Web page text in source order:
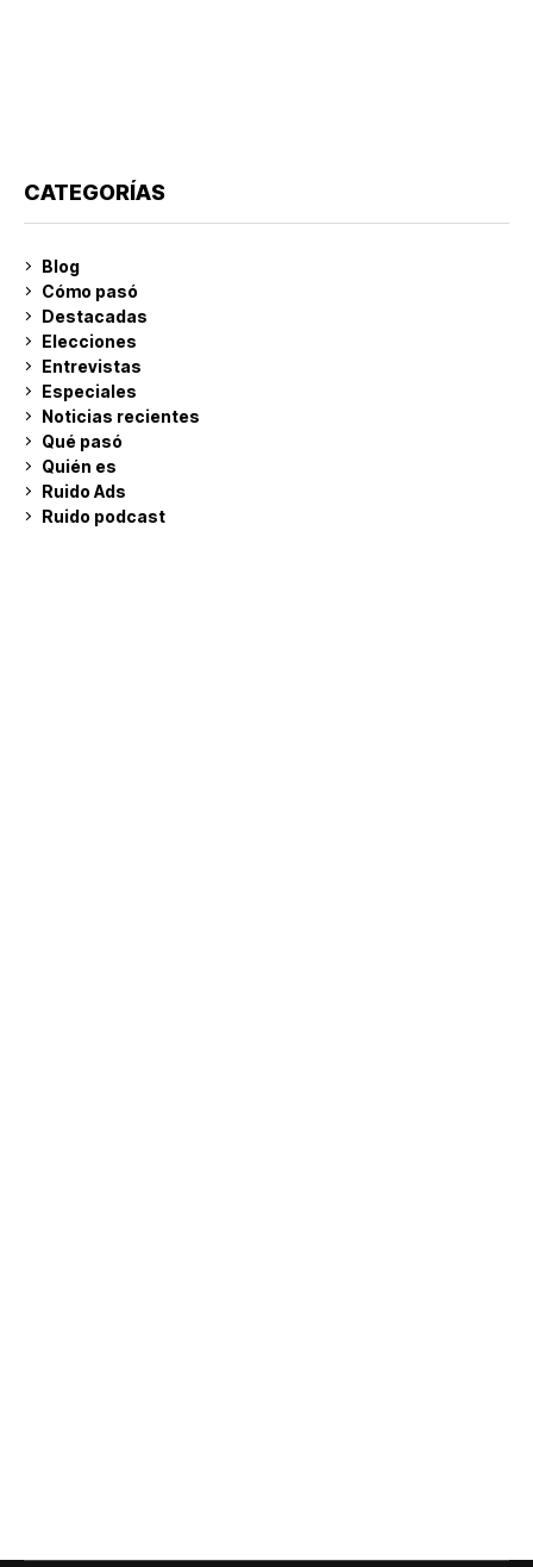
CATEGORÍAS
Blog
Cómo pasó
Destacadas
Elecciones
Entrevistas
Especiales
Noticias recientes
Qué pasó
Quién es
Ruido Ads
Ruido podcast